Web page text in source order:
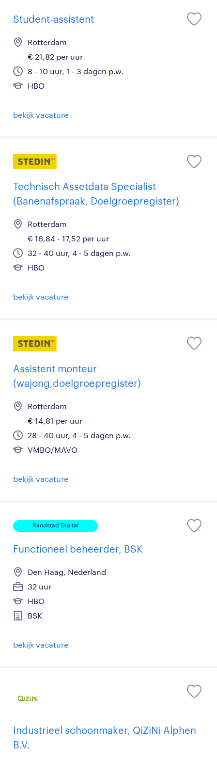
Student-assistent
Rotterdam
€ 21,82 per uur
8 - 10 uur, 1 - 3 dagen p.w.
HBO
bekijk vacature
Technisch Assetdata Specialist
(Banenafspraak, Doelgroepregister)
Rotterdam
€ 16,84 - 17,52 per uur
32 - 40 uur, 4 - 5 dagen p.w.
HBO
bekijk vacature
Assistent monteur
(wajong,doelgroepregister)
Rotterdam
€ 14,81 per uur
28 - 40 uur, 4 - 5 dagen p.w.
VMBO/MAVO
bekijk vacature
Randstad Digital
Functioneel beheerder, BSK
Den Haag, Nederland
32 uur
HBO
BSK
bekijk vacature
Industrieel schoonmaker, QiZiNi Alphen
B.V.